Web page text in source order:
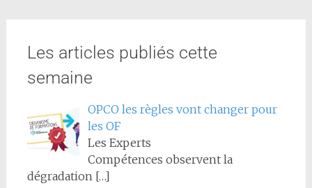
Les articles publiés cette
semaine
OPCO les règles vont changer pour
les OF
Les Experts
Compétences observent la
dégradation […]